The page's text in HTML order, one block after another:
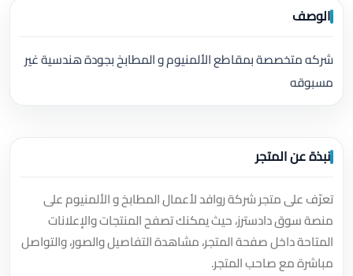
الوصف
شركه متخصصة بمقاطع الألمنيوم و المطابخ بجودة هندسية غير
مسبوقه
نبذة عن المتجر
تعرّف على متجر شركة روافد لأعمال المطابخ و الألمنيوم على
منصة سوق دادسترز، حيث يمكنك تصفح المنتجات والإعلانات
المتاحة داخل صفحة المتجر، مشاهدة التفاصيل والصور، والتواصل
مباشرة مع صاحب المتجر.